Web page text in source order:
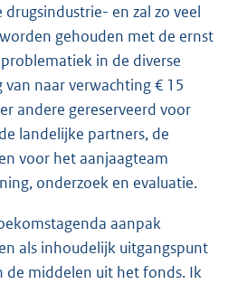
en zal zo veel
gehouden met de ernst
in de diverse
van naar verwachting € 15
andere gereserveerd voor
landelijke partners, de
voor het aanjaagteam
onderzoek en evaluatie.
aanpak
als inhoudelijk uitgangspunt
de middelen uit het fonds. Ik